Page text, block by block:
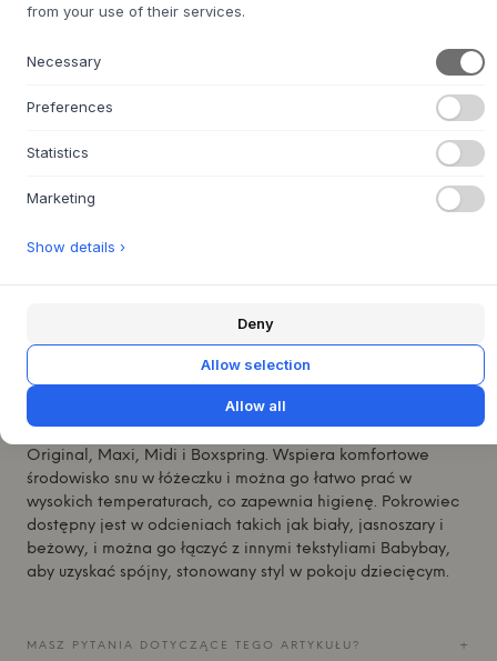
O TYM PRODUKCIE +
Pokrowiec Babybay® Jersey Cover Deluxe With Membrane
wykonany jest z czesanej bawełny, która nadaje tkaninie
ochronę przed wilgocią, jednocześnie umożliwiając
elastycznym brzegiem, który zapewnia gładkie i
pozbawione zagnieceń dopasowanie do materaca, co
przyczynia się do spokojnego wyglądu wnętrza.
Ten pokrowiec na materac został stworzony, aby pasować
do materacy przedłużających Babybay® do modeli
Original, Maxi, Midi i Boxspring. Wspiera komfortowe
środowisko snu w łóżeczku i można go łatwo prać w
wysokich temperaturach, co zapewnia higienę. Pokrowiec
dostępny jest w odcieniach takich jak biały, jasnoszary i
beżowy, i można go łączyć z innymi tekstyliami Babybay,
aby uzyskać spójny, stonowany styl w pokoju dziecięcym.
MASZ PYTANIA DOTYCZĄCE TEGO ARTYKUŁU? +
from your use of their services.
Necessary
Preferences
Statistics
Marketing
Show details ›
Deny
Allow selection
Allow all